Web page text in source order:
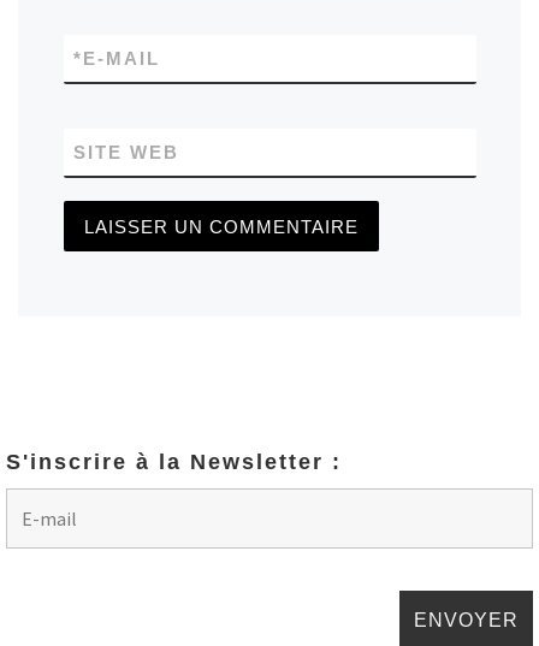
E-MAIL
*
SITE WEB
S'inscrire à la Newsletter :